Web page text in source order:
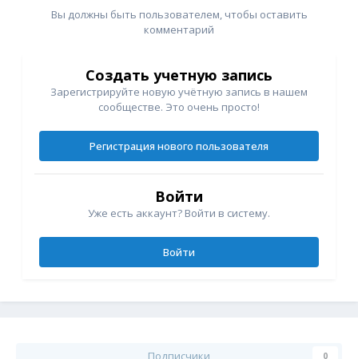
Вы должны быть пользователем, чтобы оставить
комментарий
Создать учетную запись
Зарегистрируйте новую учётную запись в нашем
сообществе. Это очень просто!
Регистрация нового пользователя
Войти
Уже есть аккаунт? Войти в систему.
Войти
Подписчики 0